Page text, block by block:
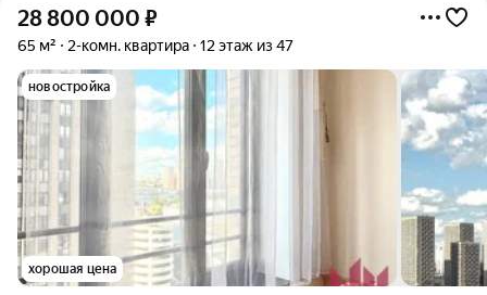
28 800 000 ₽
65 м² 2-комн. квартира 12 этаж из 47
новостройка
хорошая цена